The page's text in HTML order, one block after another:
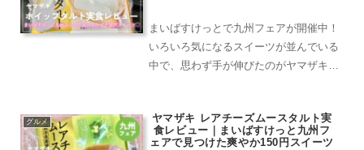
まいばすけっとで九州フェアが開催中！
いろいろ気になるスイーツが並んでいる
中で、思わず手が伸びたのがヤマザキの
ことで、これは試してみるしかない！
(σﾟ∀ﾟ)σ熊本県産ジャ...
グルメ
ヤマザキ レアチーズムースタルト実
食レビュー｜まいばすけっと九州フ
ェアで見つけた爽やか150円スイーツ